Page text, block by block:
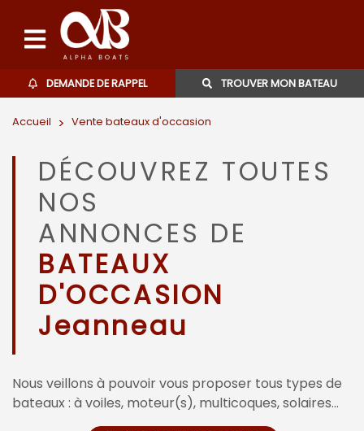
Bateaux d'occasions
L'agence
Contact
06 27 07 57 11
DEMANDE DE RAPPEL TROUVER MON BATEAU
Accueil > Vente bateaux d'occasion
DÉCOUVREZ TOUTES
NOS
ANNONCES DE
BATEAUX
D'OCCASION
Jeanneau
Nous veillons à pouvoir vous proposer tous types de
bateaux : à voiles, moteur(s), multicoques, solaires…